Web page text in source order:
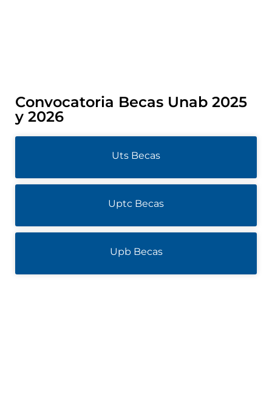
Convocatoria Becas Unab 2025
y 2026
Uts Becas
Uptc Becas
Upb Becas